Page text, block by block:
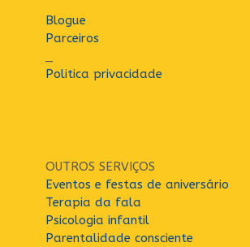
Blogue
Parceiros
Politica privacidade
OUTROS SERVIÇOS
Eventos e festas de aniversário
Terapia da fala
Psicologia infantil
Parentalidade consciente